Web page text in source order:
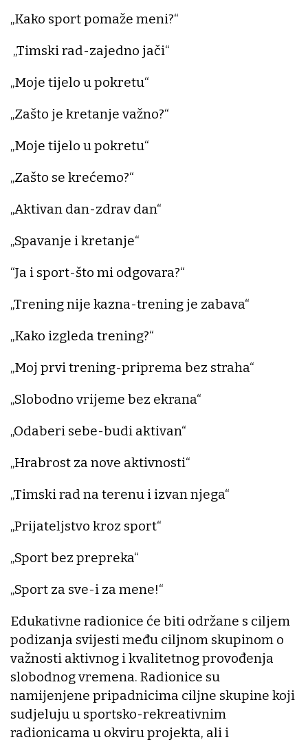
„Kako sport pomaže meni?“
„Timski rad-zajedno jači“
„Moje tijelo u pokretu“
„Zašto je kretanje važno?“
„Moje tijelo u pokretu“
„Zašto se krećemo?“
„Aktivan dan-zdrav dan“
„Spavanje i kretanje“
“Ja i sport-što mi odgovara?“
„Trening nije kazna-trening je zabava“
„Kako izgleda trening?“
„Moj prvi trening-priprema bez straha“
„Slobodno vrijeme bez ekrana“
„Odaberi sebe-budi aktivan“
„Hrabrost za nove aktivnosti“
„Timski rad na terenu i izvan njega“
„Prijateljstvo kroz sport“
„Sport bez prepreka“
„Sport za sve-i za mene!“
Edukativne radionice će biti održane s ciljem
podizanja svijesti među ciljnom skupinom o
važnosti aktivnog i kvalitetnog provođenja
slobodnog vremena. Radionice su
namijenjene pripadnicima ciljne skupine koji
sudjeluju u sportsko-rekreativnim
radionicama u okviru projekta, ali i